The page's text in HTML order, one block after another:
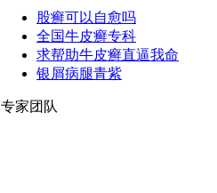
股癣可以自愈吗
全国牛皮癣专科
求帮助牛皮癣直逼我命
银屑病腿青紫
专家团队